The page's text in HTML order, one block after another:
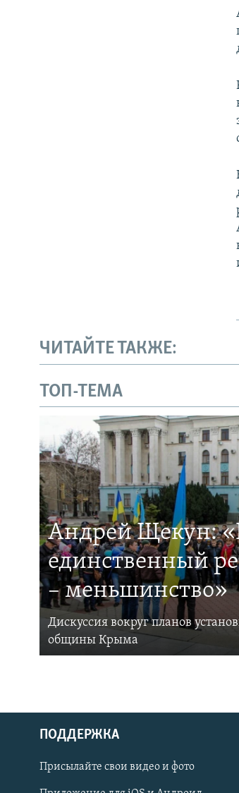
Українською
Qırımtatar
ЧИТАЙТЕ ТАКЖЕ:
ТОП-ТЕМА
Андрей Щекун:
единственный
– меньшинство»
Дискуссия вокруг планов
общины Крыма
ПОДДЕРЖКА
Присылайте свои видео и фото